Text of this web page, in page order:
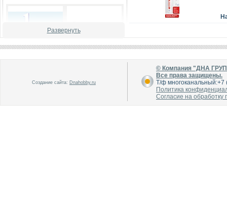
Развернуть
Создание сайта: Dnahobby.ru
© Компания "ДНА
Все права защищены.
Т/ф
Политика
Согласие на